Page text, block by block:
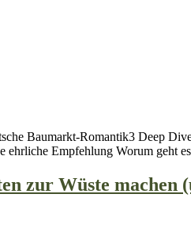
Baumarkt-Romantik3 Deep
Empfehlung Worum geht
zur Wüste machen